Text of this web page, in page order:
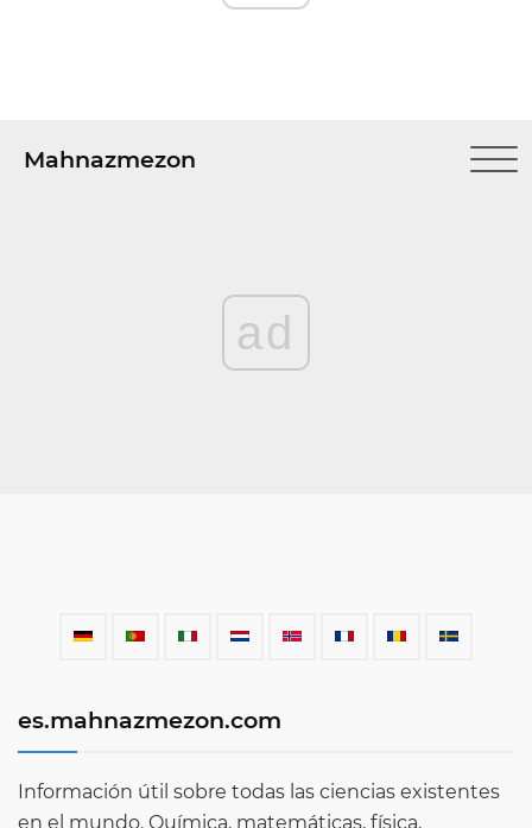
Mahnazmezon
ad
es.mahnazmezon.com
Información útil sobre todas las ciencias existentes
en el mundo. Química, matemáticas, física,